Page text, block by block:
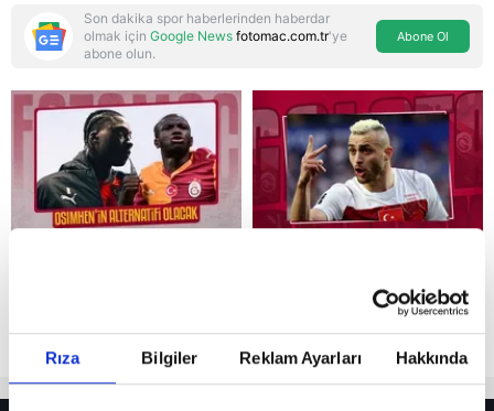
Rıza Bilgiler Reklam Ayarları Hakkında
Reddet
Son dakika spor haberlerinden haberdar
olmak için Google News fotomac.com.tr'ye
abone olun.
Abone Ol